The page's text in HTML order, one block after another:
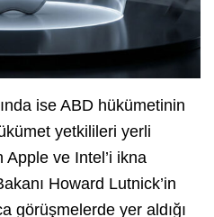
ise ABD hükümetinin
yetkilileri yerli
Apple ve Intel’i ikna
Howard Lutnick’in
görüşmelerde yer aldığı